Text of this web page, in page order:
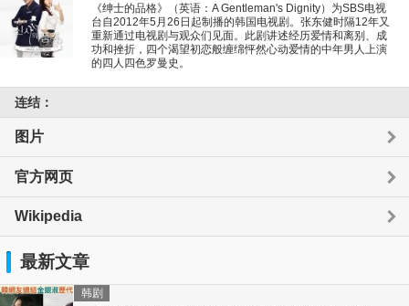
《绅士的品格》（英语：A Gentleman's Dignity）为SBS电视
台自2012年5月26日起制播的韩国电视剧。张东健时隔12年又
重新通过电视剧与观众们见面。此剧讲述经历爱情和离别、成
功和挫折，四个渴望初恋般缠绵怦然心动爱情的中年男人上演
的四人四色罗曼史。
连结：
图片
官方网页
Wikipedia
最新文章
韩剧